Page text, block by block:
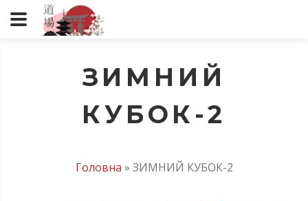
ЗИМНИЙ
КУБОК-2
Головна » ЗИМНИЙ КУБОК-2